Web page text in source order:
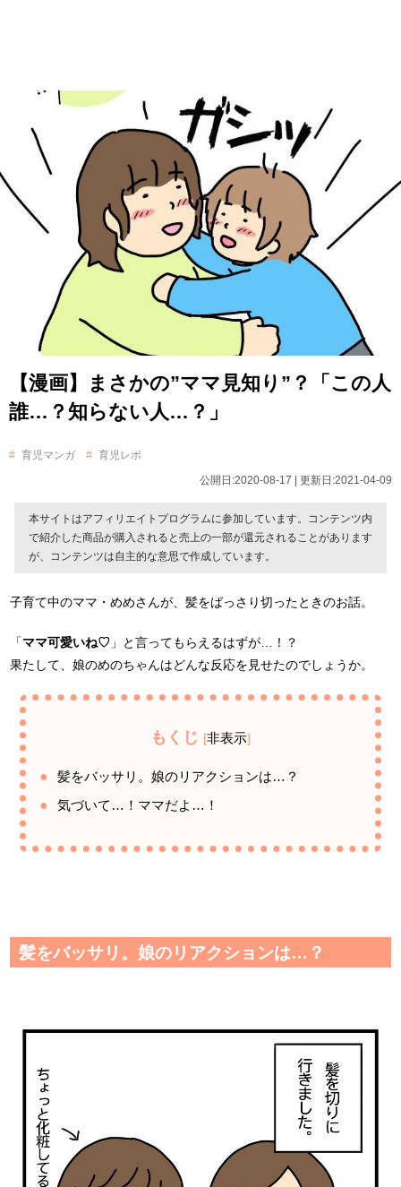
【漫画】まさかの”ママ見知り”？「この人
誰…？知らない人…？」
育児マンガ
育児レポ
公開日:2020-08-17 | 更新日:2021-04-09
本サイトはアフィリエイトプログラムに参加しています。コンテンツ内
で紹介した商品が購入されると売上の一部が還元されることがあります
が、コンテンツは自主的な意思で作成しています。
子育て中のママ・めめさんが、髪をばっさり切ったときのお話。
「ママ可愛いね♡ 」と言ってもらえるはずが…！？
果たして、娘のめのちゃんはどんな反応を見せたのでしょうか。
もくじ [非表示]
髪をバッサリ。娘のリアクションは…？
気づいて…！ママだよ…！
髪をバッサリ。娘のリアクションは…？